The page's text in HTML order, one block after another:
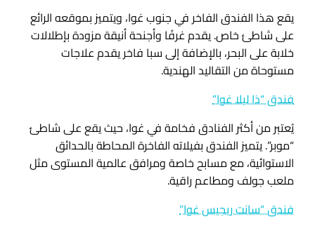
يقع هذا الفندق الفاخر في جنوب غوا، ويتميز بموقعه الرائع
على شاطئ خاص. يقدم غرفًا وأجنحة أنيقة مزودة بإطلالات
خلابة على البحر، بالإضافة إلى سبا فاخر يقدم علاجات
مستوحاة من التقاليد الهندية.
فندق “ذا ليلا غوا”
يُعتبر من أكثر الفنادق فخامة في غوا، حيث يقع على شاطئ
“موبر”. يتميز الفندق بفيلاته الفاخرة المحاطة بالحدائق
الاستوائية، مع مسابح خاصة ومرافق عالمية المستوى مثل
ملعب جولف ومطاعم راقية.
فندق “سانت ريجيس غوا”